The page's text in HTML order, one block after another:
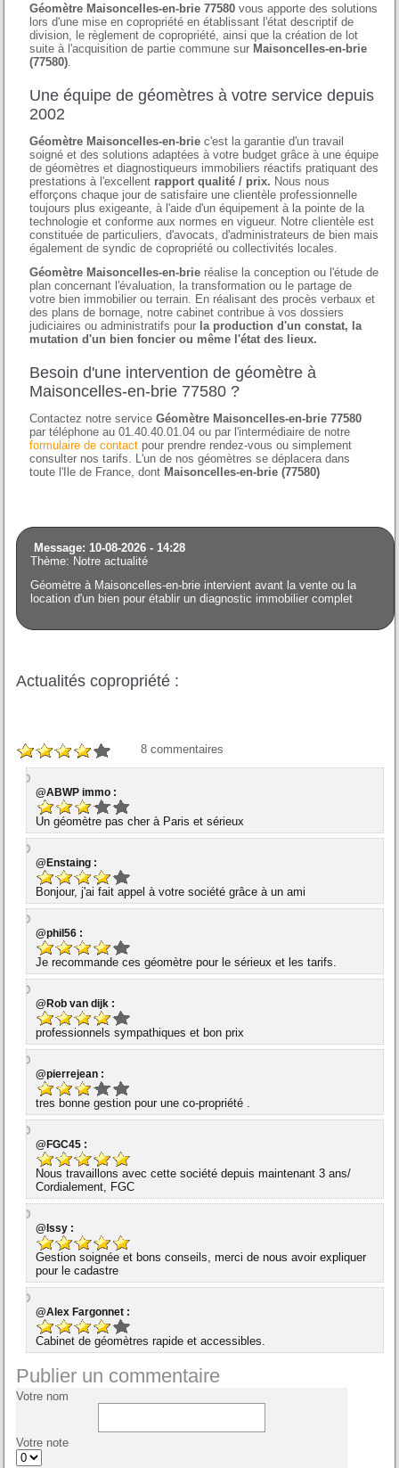
Géomètre Maisoncelles-en-brie 77580 vous apporte des solutions
lors d'une mise en copropriété en établissant l'état descriptif de
division, le règlement de copropriété, ainsi que la création de lot
suite à l'acquisition de partie commune sur Maisoncelles-en-brie
(77580)
Une équipe de géomètres à votre service depuis
2002
Géomètre Maisoncelles-en-brie c'est la garantie d'un travail
soigné et des solutions adaptées à votre budget grâce à une équipe
de géomètres et diagnostiqueurs immobiliers réactifs pratiquant des
prestations à l'excellent rapport qualité / prix. Nous nous
efforçons chaque jour de satisfaire une clientèle professionnelle
toujours plus exigeante, à l'aide d'un équipement à la pointe de la
technologie et conforme aux normes en vigueur. Notre clientèle est
constituée de particuliers, d'avocats, d'administrateurs de bien mais
également de syndic de copropriété ou collectivités locales.
Géomètre Maisoncelles-en-brie réalise la conception ou l'étude de
plan concernant l'évaluation, la transformation ou le partage de
votre bien immobilier ou terrain. En réalisant des procès verbaux et
des plans de bornage, notre cabinet contribue à vos dossiers
judiciaires ou administratifs pour la production d'un constat, la
mutation d'un bien foncier ou même l'état des lieux.
Besoin d'une intervention de géomètre à
Maisoncelles-en-brie 77580 ?
Contactez notre serviceGéomètre Maisoncelles-en-brie 77580
par téléphone au 01.40.40.01.04 ou par l'intermédiaire de notre
formulaire de contact pour prendre rendez-vous ou simplement
consulter nos tarifs. L'un de nos géomètres se déplacera dans
toute l'Ile de France, dont Maisoncelles-en-brie (77580)
Message: 10-08-2026 - 14:28
Thème: Notre actualité
Géomètre à Maisoncelles-en-brie intervient avant la vente ou la
location d'un bien pour établir un diagnostic immobilier complet
Actualités copropriété :
8 commentaires
@ABWP immo :
Un géomètre pas cher à Paris et sérieux
@Enstaing :
Bonjour, j'ai fait appel à votre société grâce à un ami
@phil56 :
Je recommande ces géomètre pour le sérieux et les tarifs.
@Rob van dijk :
professionnels sympathiques et bon prix
@pierrejean :
tres bonne gestion pour une co-propriété .
@FGC45 :
Nous travaillons avec cette société depuis maintenant 3 ans/
Cordialement, FGC
@Issy :
Gestion soignée et bons conseils, merci de nous avoir expliquer
pour le cadastre
@Alex Fargonnet :
Cabinet de géomètres rapide et accessibles.
Publier un commentaire
Votre nom
Votre note